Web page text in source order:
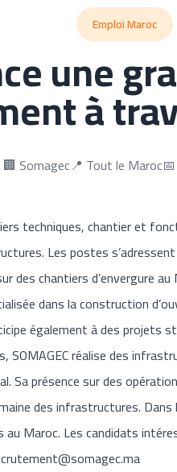
Emploi Maroc
une
à
🏢 Somagec📍 Tout le Maroc
techniques, chantier et
Les postes
des chantiers d’envergure
dans la construction
également à des projets
SOMAGEC réalise des
Sa présence sur des
des infrastructures.
Maroc. Les candidats